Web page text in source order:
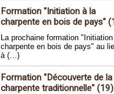
Formation "Initiation à la
charpente en bois de pays"
La prochaine formation
charpente en bois de pays" au
à (…)
Formation "Découverte de la
charpente traditionnelle" (19)